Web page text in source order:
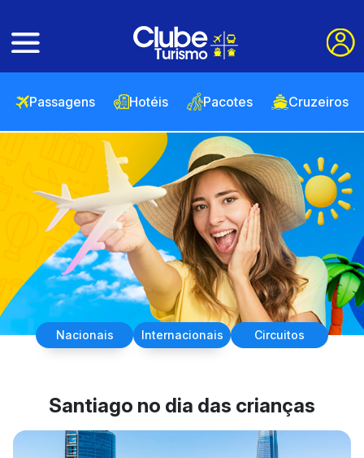
Passagens Hotéis Pacotes Cruzeiros
Nacionais Internacionais Circuitos
Santiago no dia das crianças